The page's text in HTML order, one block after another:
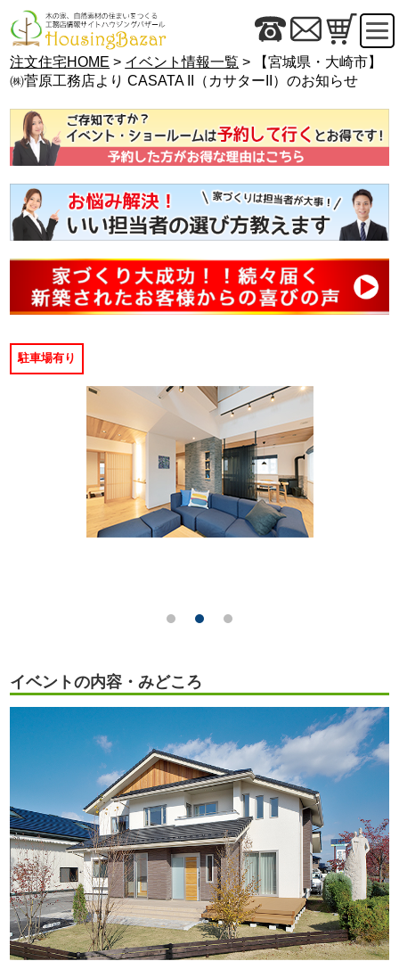
注文住宅HOME > イベント情報一覧 > 【宮城県・大崎市】
㈱菅原工務店より CASATA II（カサターII）のお知らせ
駐車場有り
イベントの内容・みどころ